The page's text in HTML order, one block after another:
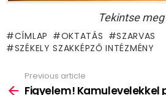
Tekintse
CÍMLAP OKTATÁS
SZARVAS
SZÉKELY SZAKKÉPZŐ INTÉZMÉNY
more
Previous article
Figyelem! Kamulevelekkel